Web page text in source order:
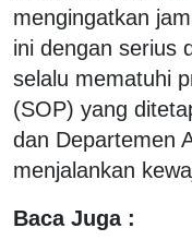
mengingatkan
ini dengan serius
selalu mematuhi
(SOP) yang
dan Departemen
menjalankan
Baca Juga :